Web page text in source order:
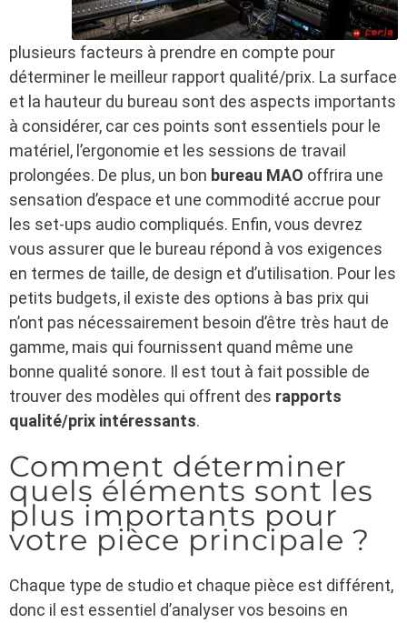
plusieurs facteurs à prendre en compte pour
déterminer le meilleur rapport qualité/prix. La surface
et la hauteur du bureau sont des aspects importants
à considérer, car ces points sont essentiels pour le
matériel, l’ergonomie et les sessions de travail
prolongées. De plus, un bon bureau MAO offrira une
sensation d’espace et une commodité accrue pour
les set-ups audio compliqués. Enfin, vous devrez
vous assurer que le bureau répond à vos exigences
en termes de taille, de design et d’utilisation. Pour les
petits budgets, il existe des options à bas prix qui
n’ont pas nécessairement besoin d’être très haut de
gamme, mais qui fournissent quand même une
bonne qualité sonore. Il est tout à fait possible de
trouver des modèles qui offrent des rapports
qualité/prix intéressants.
Comment déterminer
quels éléments sont les
plus importants pour
votre pièce principale ?
Chaque type de studio et chaque pièce est différent,
donc il est essentiel d’analyser vos besoins en